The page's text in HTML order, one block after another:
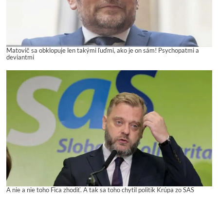
Matovič sa obklopuje len takými ľuďmi, ako je on sám! Psychopatmi a
deviantmi
A nie a nie toho Fica zhodiť. A tak sa toho chytil politik Krúpa zo SAS